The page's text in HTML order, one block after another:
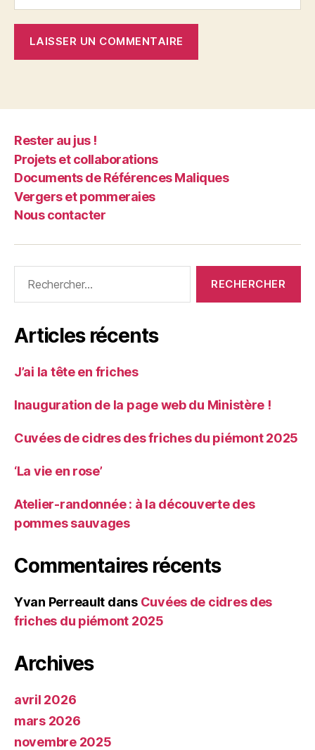
Rester au jus !
Projets et collaborations
Documents de Références Maliques
Vergers et pommeraies
Nous contacter
Articles récents
J’ai la tête en friches
Inauguration de la page web du Ministère !
Cuvées de cidres des friches du piémont 2025
‘La vie en rose’
Atelier-randonnée : à la découverte des
pommes sauvages
Commentaires récents
Yvan Perreault dans Cuvées de cidres des
friches du piémont 2025
Archives
avril 2026
mars 2026
novembre 2025